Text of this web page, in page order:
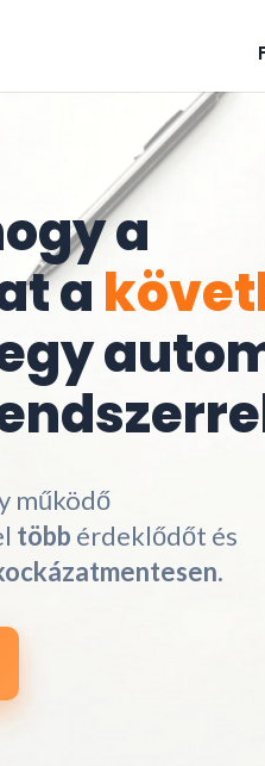
a
a
működő
több érdeklődőt és